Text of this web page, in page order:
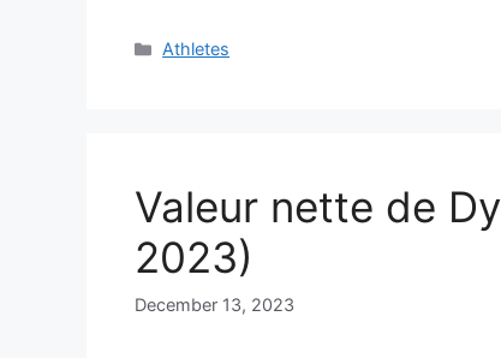
Categories
Athletes
Valeur nette de
2023)
December 13, 2023